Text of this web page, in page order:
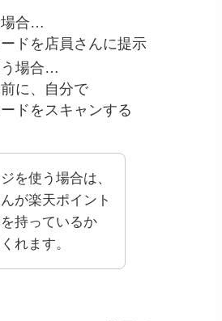
場合…
ドを店員さんに提示
う場合…
に、自分で
ドをスキャンする
を使う場合は、
が楽天ポイント
持っているか
れます。